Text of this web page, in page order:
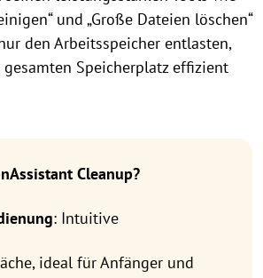
und „Große Dateien löschen“
den Arbeitsspeicher entlasten,
Speicherplatz effizient
Cleanup?
: Intuitive
ideal für Anfänger und